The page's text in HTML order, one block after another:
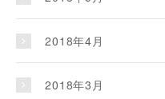
2018年4月
2018年3月